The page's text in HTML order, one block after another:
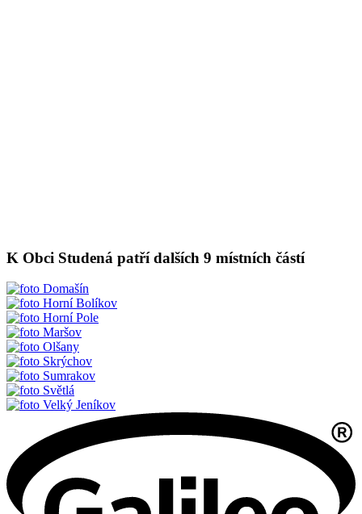
K Obci Studená patří dalších 9 místních částí
Domašín
Horní Bolíkov
Horní Pole
Maršov
Olšany
Skrýchov
Sumrakov
Světlá
Velký Jeníkov